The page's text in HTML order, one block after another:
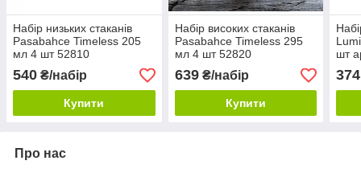
Набір низьких стаканів
Pasabahce Timeless 205
мл 4 шт 52810
540 ₴/набір
Купити
Набір високих стаканів
Pasabahce Timeless 295
мл 4 шт 52820
639₴/набір
Купити
шт
374
Про нас